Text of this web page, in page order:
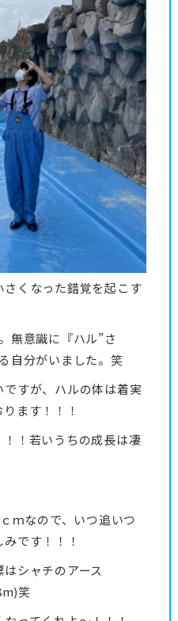
くなった錯覚を起こす
無意識に『ハル”さ
自分がいました。笑
すが、ハルの体は着実
ます！！！
！若いうちの成長は凄
ｍなので、いつ追いつ
です！！！
シャチのアース
笑